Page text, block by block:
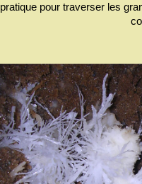
pratique pour traverser les